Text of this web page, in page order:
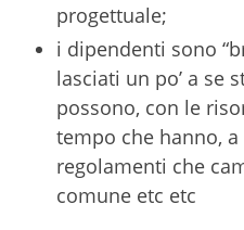
progettuale;
i dipendenti sono
lasciati un po’ a se
possono, con le
tempo che hanno,
regolamenti che
comune etc etc